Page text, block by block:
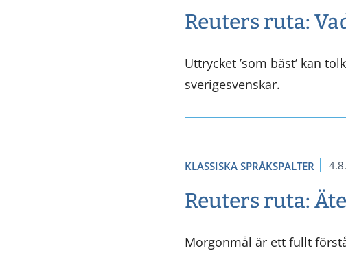
Reuters ruta:
Uttrycket ’som bäst’ kan
sverigesvenskar.
KLASSISKA SPRÅKSPALTER
Reuters ruta:
Morgonmål är ett fullt